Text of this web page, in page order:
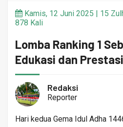
Kamis, 12 Juni 2025 | 15
878 Kali
Lomba Ranking 1
Edukasi dan Prestasi
Redaksi
Reporter
Hari kedua Gema Idul Adha